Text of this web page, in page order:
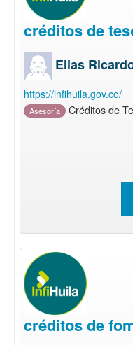
créditos de
Elias
https://infihuila.gov.co/
Asesoría Créditos de
créditos de